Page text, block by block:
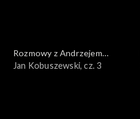
Rozmowy z Andrzejem
Doboszem
Jan Kobuszewski, cz. 3